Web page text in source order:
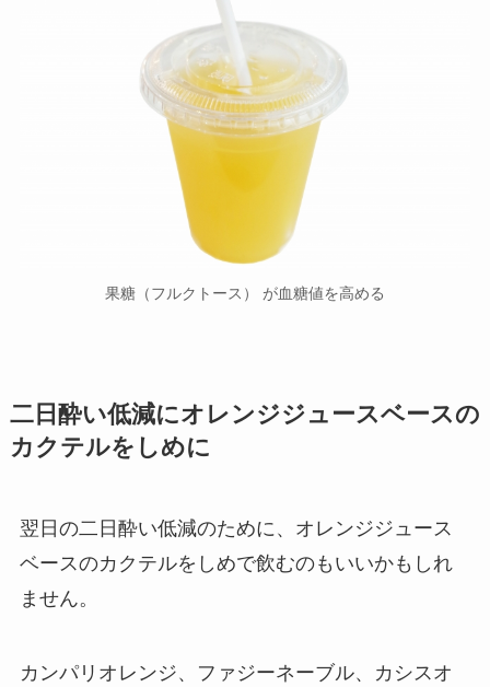
果糖（フルクトース） が血糖値を高める
二日酔い低減にオレンジジュースベースの
カクテルをしめに
翌日の二日酔い低減のために、オレンジジュース
ベースのカクテルをしめで飲むのもいいかもしれ
ません。
カンパリオレンジ、ファジーネーブル、カシスオ